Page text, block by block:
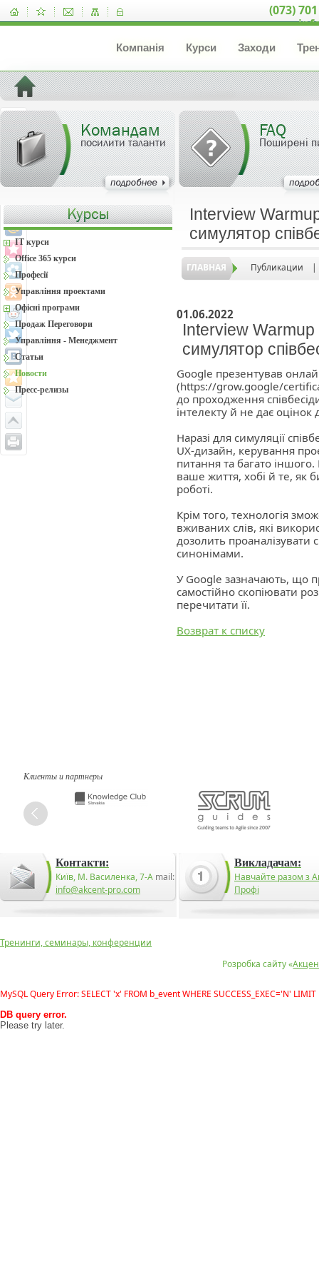
(073)
Компанія Курси Заходи
Командам
посилити таланти
FAQ
Поширені
Interview
симулятор
ГЛАВНАЯ Публикации |
01.06.2022
Interview
симулятор
Google презентував
(https://grow.google/
до проходження
інтелекту й не дає
Наразі для симуляції
UX-дизайн, керування
питання та багато
ваше життя, хобі й те, як
роботі.
Крім того, технологія
вживаних слів, які
дозолить проаналізувати
синонімами.
У Google зазначають, що
самостійно скопіювати
перечитати її.
Возврат к списку
IT курси
Office 365 курси
Професії
Управління проектами
Офісні програми
Продаж Переговори
Управління - Менеджмент
Статьи
Новости
Пресс-релизы
Клиенты и партнеры
Контакти:
Київ, М. Василенка, 7-А mail:
info@akcent-pro.com
Викладачам:
Навчайте разом з
Профі
Розробка сайту «
Тренинги, семинары, конференции
MySQL Query Error: SELECT 'x' FROM b_event WHERE SUCCESS_EXEC='N' LIMIT
DB query error.
Please try later.